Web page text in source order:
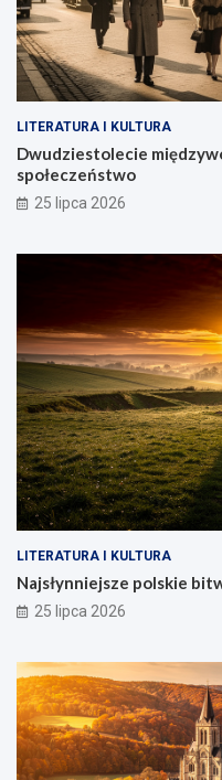
LITERATURA I KULTURA
Dwudziestolecie
społeczeństwo
25 lipca 2026
LITERATURA I KULTURA
Najsłynniejsze polskie
25 lipca 2026